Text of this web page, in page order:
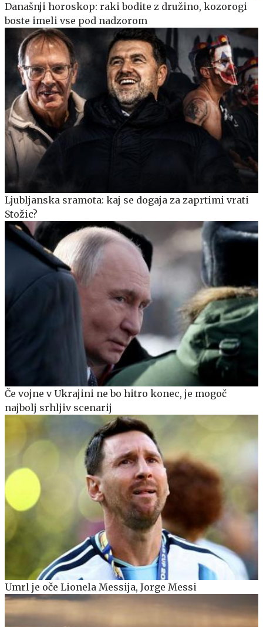
Današnji horoskop: raki bodite z družino, kozorogi
boste imeli vse pod nadzorom
Ljubljanska sramota: kaj se dogaja za zaprtimi vrati
Stožic?
Če vojne v Ukrajini ne bo hitro konec, je mogoč
najbolj srhljiv scenarij
Umrl je oče Lionela Messija, Jorge Messi